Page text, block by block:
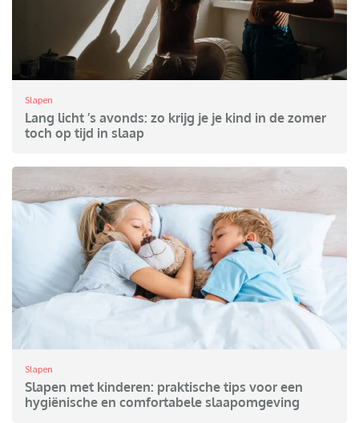
Slapen
Lang licht ’s avonds: zo krijg je je kind in de zomer
toch op tijd in slaap
Slapen
Slapen met kinderen: praktische tips voor een
hygiënische en comfortabele slaapomgeving